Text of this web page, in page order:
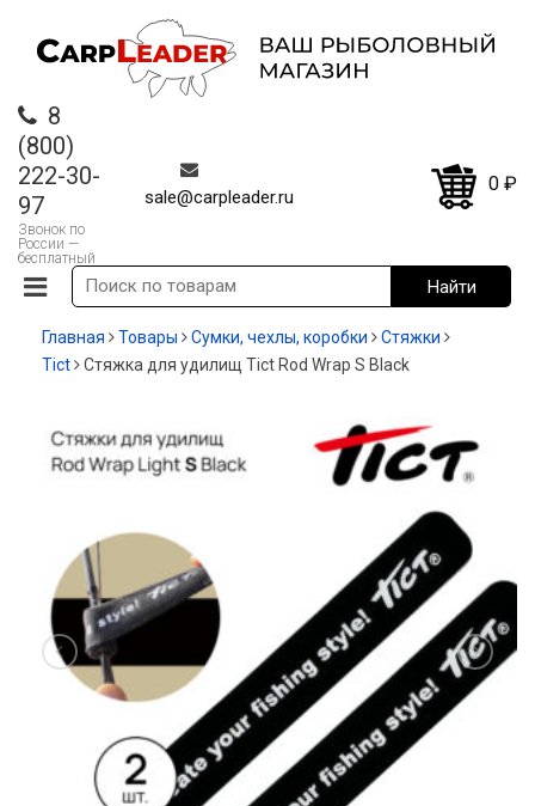
8
(800)
222-30-
97
Звонок по
России —
бесплатный
sale@carpleader.ru
0 ₽
Главная Товары Сумки, чехлы, коробки
Стяжки
Tict
Стяжка для удилищ Tict Rod Wrap S Black